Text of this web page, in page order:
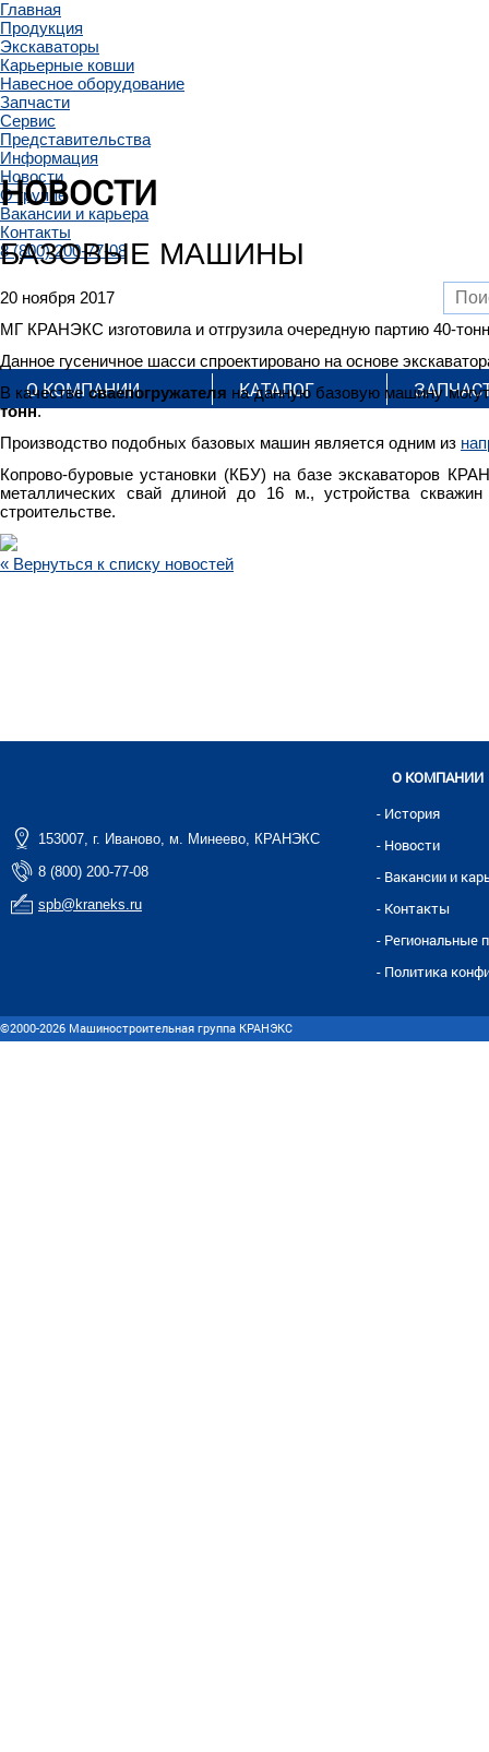
Главная
Продукция
Экскаваторы
Карьерные ковши
Навесное оборудование
Запчасти
Сервис
Представительства
Информация
Новости
О группе
Вакансии и карьера
Контакты
8 (800) 200-77-08
О КОМПАНИИ КАТАЛОГ
НОВОСТИ
БАЗОВЫЕ МАШИНЫ
20 ноября 2017
МГ КРАНЭКС изготовила и отгрузила очередную партию 40-
Данное гусеничное шасси спроектировано на основе
В качестве сваепогружателя на данную базовую машину
тонн.
Производство подобных базовых машин является одним из
Копрово-буровые установки (КБУ) на базе экскаваторов
металлических свай длиной до 16 м., устройства
строительстве.
« Вернуться к списку новостей
153007, г. Иваново, м. Минеево, КРАНЭКС
8 (800) 200-77-08
spb@kraneks.ru
О КОМПАНИИ
- История
- Новости
- Вакансии и
- Контакты
- Региональные
- Политика
©2000-2026 Машиностроительная группа КРАНЭКС